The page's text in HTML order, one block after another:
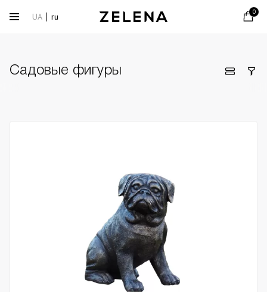
UA ru 0
Садовые фигуры